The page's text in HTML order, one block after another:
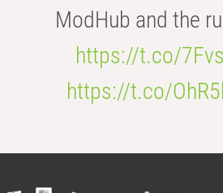
ModHub and the
https://t.co/
https://t.co/